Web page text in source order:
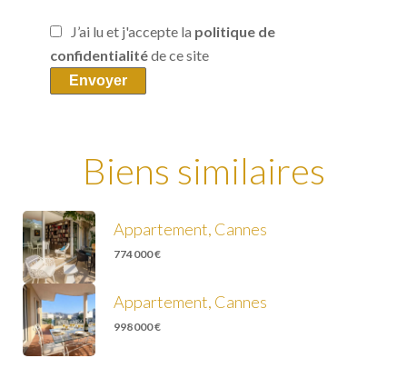
J’ai lu et j'accepte la politique de
confidentialitéde ce site
Envoyer
Biens similaires
Appartement, Cannes
774 000 €
Appartement, Cannes
998 000 €